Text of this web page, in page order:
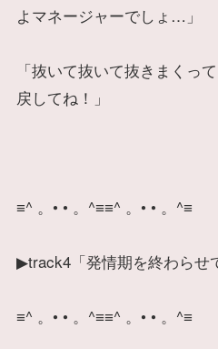
よマネージャーでしょ…」
「抜いて抜いて抜きまく
戻してね！」
≡^ 。• • 。^≡≡^ 。• • 。^≡
▶track4「発情期を終わらせ
≡^ 。• • 。^≡≡^ 。• • 。^≡